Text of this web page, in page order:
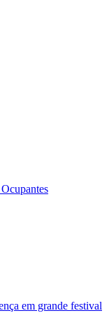
em grande festival